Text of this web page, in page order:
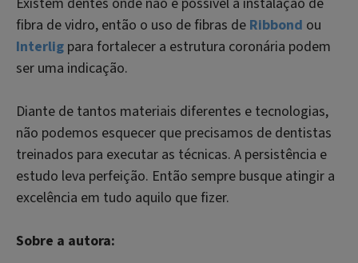
fibra de vidro, então o uso de fibras de Ribbond ou
Interlig para fortalecer a estrutura coronária podem
ser uma indicação.
Diante de tantos materiais diferentes e tecnologias,
não podemos esquecer que precisamos de dentistas
treinados para executar as técnicas. A persistência e
estudo leva perfeição. Então sempre busque atingir a
excelência em tudo aquilo que fizer.
Sobre a autora: